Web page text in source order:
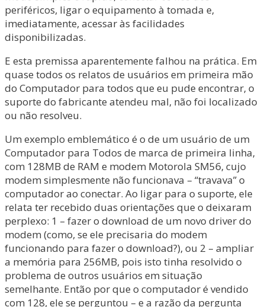
periféricos, ligar o equipamento à tomada e,
imediatamente, acessar às facilidades
disponibilizadas.
E esta premissa aparentemente falhou na prática. Em
quase todos os relatos de usuários em primeira mão
do Computador para todos que eu pude encontrar, o
suporte do fabricante atendeu mal, não foi localizado
ou não resolveu.
Um exemplo emblemático é o de um usuário de um
Computador para Todos de marca de primeira linha,
com 128MB de RAM e modem Motorola SM56, cujo
modem simplesmente não funcionava – “travava” o
computador ao conectar. Ao ligar para o suporte, ele
relata ter recebido duas orientações que o deixaram
perplexo: 1 – fazer o download de um novo driver do
modem (como, se ele precisaria do modem
funcionando para fazer o download?), ou 2 – ampliar
a memória para 256MB, pois isto tinha resolvido o
problema de outros usuários em situação
semelhante. Então por que o computador é vendido
com 128, ele se perguntou – e a razão da pergunta